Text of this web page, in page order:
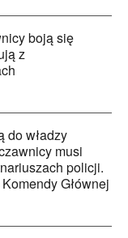
boją się
z
do władzy
musi
policji.
Głównej